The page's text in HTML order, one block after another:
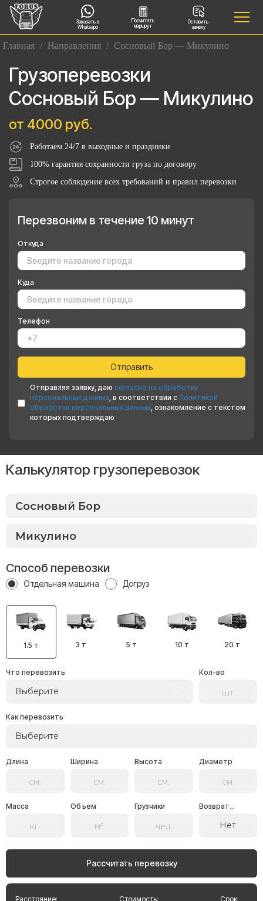
Заказать в
Whatsapp
Посчитать
маршрут
Оставить
заявку
Главная / Направления / Сосновый Бор — Микулино
Грузоперевозки
Сосновый Бор — Микулино
от 4000 руб.
Работаем 24/7 в выходные и праздники
100% гарантия сохранности груза по договору
Строгое соблюдение всех требований и правил перевозки
Перезвоним в течение 10 минут
Откуда
Куда
Телефон
Отправляя заявку, даю согласие на обработку
персональных данных, в соответствии с Политикой
обработки персональных данных, ознакомление с текстом
которых подтверждаю
Калькулятор грузоперевозок
Способ перевозки
Отдельная машина Догруз
1.5 т 3 т 5 т 10 т 20 т
Что перевозить
Выберите
Кол-во
Как перевозить
Выберите
Длина Ширина Высота Диаметр
Масса Объем Грузчики Возврат...
Нет
Рассчитать перевозку
Стоимость:
Расстояние: Срок: